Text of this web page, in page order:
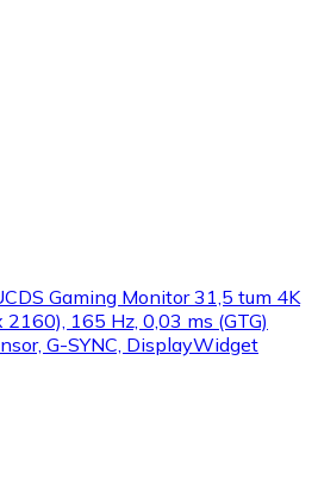
Gaming Monitor 31,5 tum 4K
165 Hz, 0,03 ms (GTG)
G-SYNC, DisplayWidget